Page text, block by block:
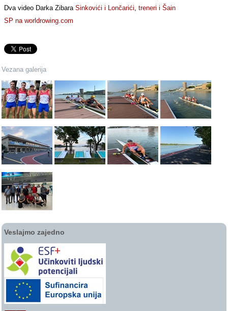
Dva video Darka ZibaraSinkovići i Lončarići,treneri i Šain
SP na worldrowing.com
Vezana galerija
Veslajmo zajedno